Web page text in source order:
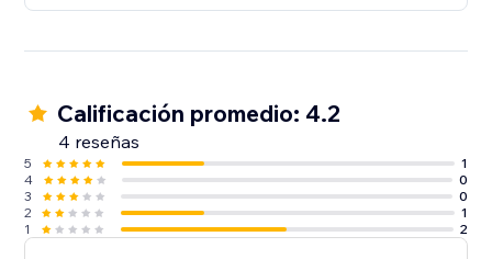
Calificación promedio: 4.2
4 reseñas
5
1
4
0
3
0
2
1
1
2